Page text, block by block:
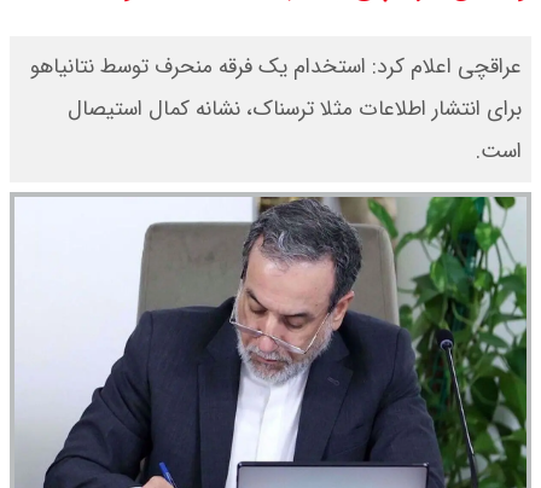
قیمت طلا ۲۴ عیار امروز دوشنبه ۱۹
طلا
مرداد ۱۴۰۵ اعلام شد/ طلا دوباره اوج
گرفت
عراقچی اعلام کرد: استخدام یک فرقه منحرف توسط نتانیاهو
برای انتشار اطلاعات مثلا ترسناک، نشانه کمال استیصال
است.